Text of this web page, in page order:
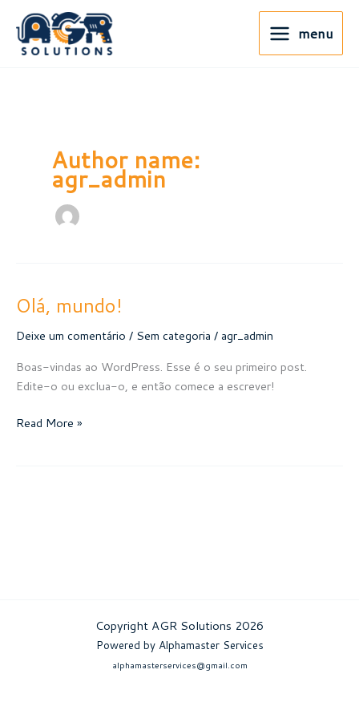
para
menu
Author name:
agr_admin
Olá, mundo!
Deixe um comentário / Sem categoria / agr_admin
Boas-vindas ao WordPress. Esse é o seu primeiro post.
Edite-o ou exclua-o, e então comece a escrever!
Olá,
Read More »
Copyright AGR Solutions 2026
Powered by Alphamaster Services
alphamasterservices@gmail.com